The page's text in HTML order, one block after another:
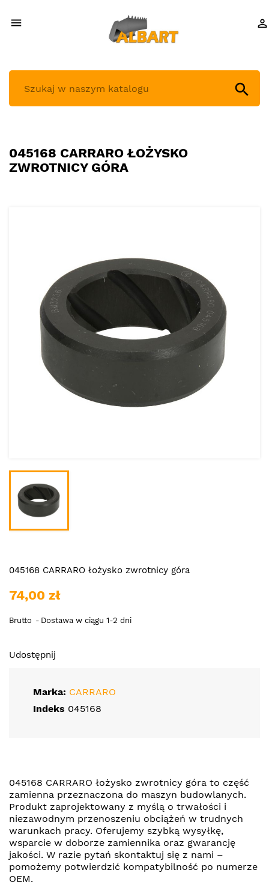
 

045168 CARRARO ŁOŻYSKO
ZWROTNICY GÓRA
045168 CARRARO łożysko zwrotnicy góra
74,00 zł
Brutto Dostawa w ciągu 1-2 dni
Udostępnij
Marka: CARRARO
Indeks 045168
045168 CARRARO łożysko zwrotnicy góra to część
zamienna przeznaczona do maszyn budowlanych.
Produkt zaprojektowany z myślą o trwałości i
niezawodnym przenoszeniu obciążeń w trudnych
warunkach pracy. Oferujemy szybką wysyłkę,
wsparcie w doborze zamiennika oraz gwarancję
jakości. W razie pytań skontaktuj się z nami –
pomożemy potwierdzić kompatybilność po numerze
OEM.